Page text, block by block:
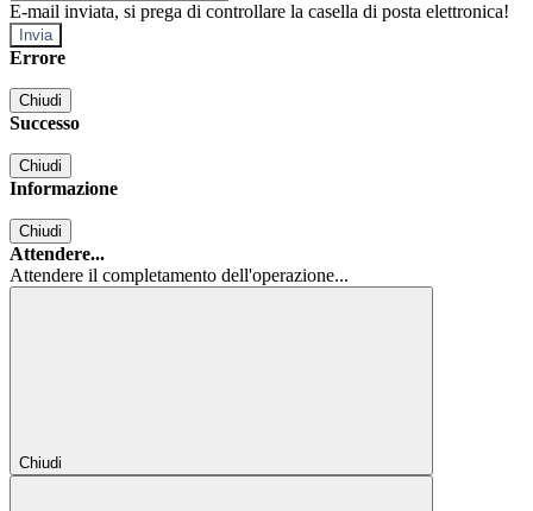
E-mail inviata, si prega di controllare la casella di posta elettronica!
Errore
Chiudi
Successo
Chiudi
Informazione
Chiudi
Attendere...
Attendere il completamento dell'operazione...
Chiudi